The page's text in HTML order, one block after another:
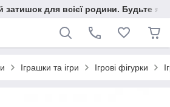
затишок для всієї родини. Будьте як
Іграшки та ігри Ігрові фігурки